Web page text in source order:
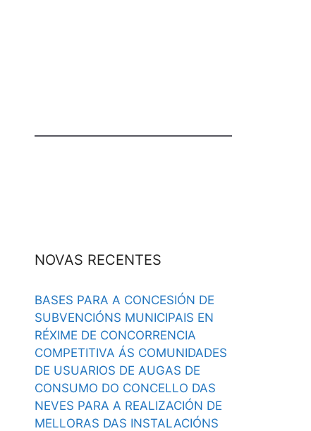
NOVAS RECENTES
BASES PARA A CONCESIÓN DE
SUBVENCIÓNS MUNICIPAIS EN
RÉXIME DE CONCORRENCIA
COMPETITIVA ÁS COMUNIDADES
DE USUARIOS DE AUGAS DE
CONSUMO DO CONCELLO DAS
NEVES PARA A REALIZACIÓN DE
MELLORAS DAS INSTALACIÓNS